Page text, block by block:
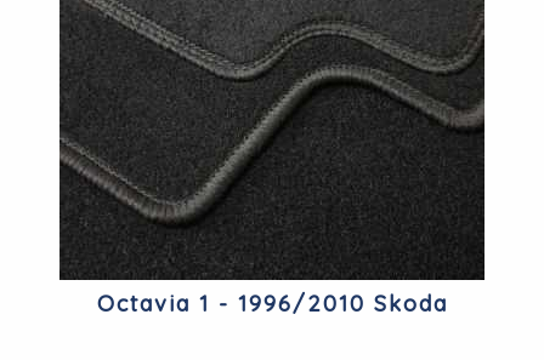
Octavia 1 - 1996/2010 Skoda